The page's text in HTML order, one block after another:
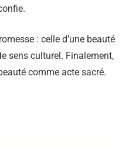
: celle d’une beauté
sens culturel. Finalement,
comme acte sacré.